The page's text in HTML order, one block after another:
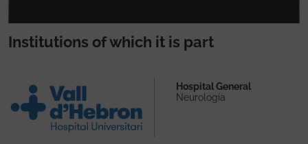
Institutions of which it is part
Hospital General
Neurología